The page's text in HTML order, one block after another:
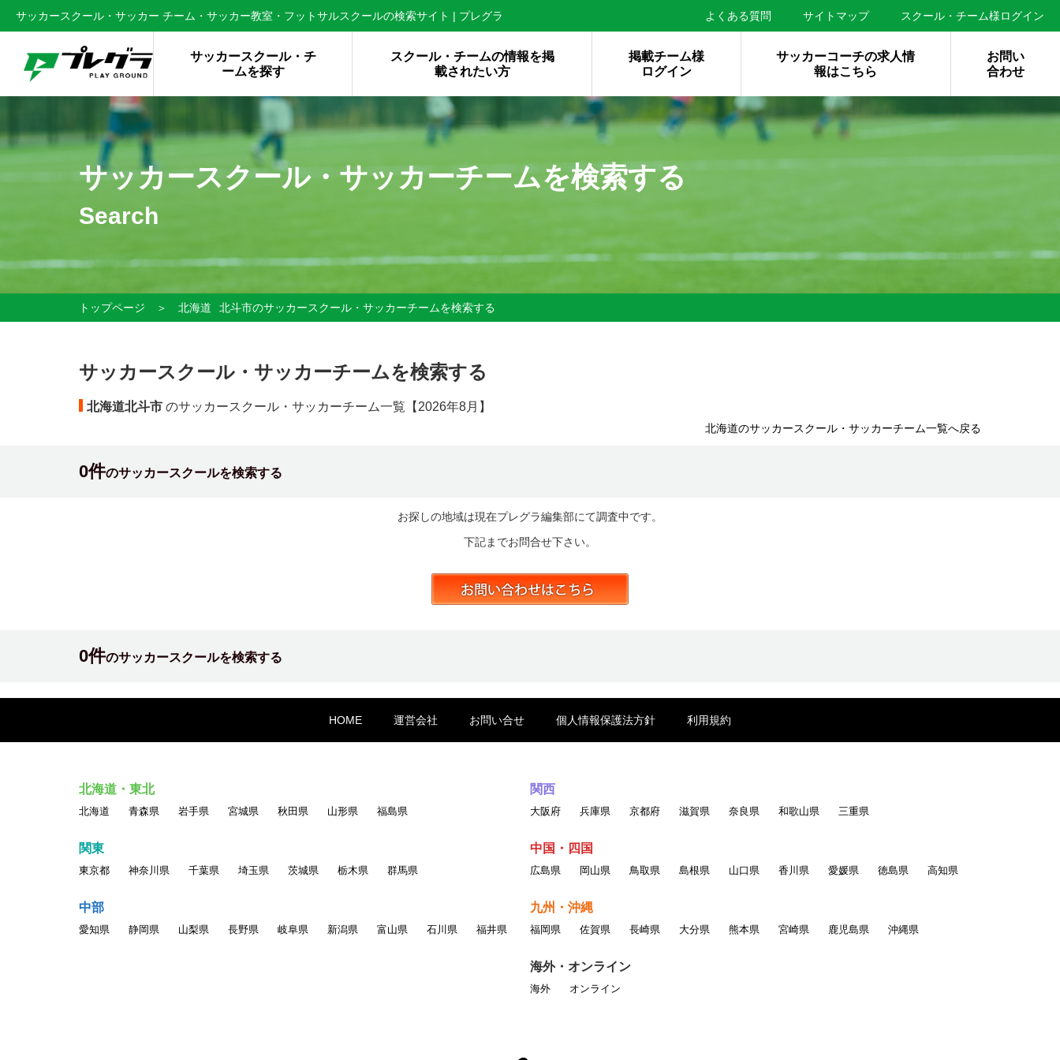
サッカースクール・サッカー チーム・サッカー教室・フットサルスクールの検索サイト | プレグラ よくある質問 サイトマップ スクール・チーム様ログイン
サッカースクール・チ
ームを探す
スクール・チームの情報を掲
載されたい方
掲載チーム様
ログイン
サッカーコーチの求人情
報はこちら
お問い
合わせ
サッカースクール・サッカーチームを検索する
Search
トップページ ＞ 北海道 北斗市のサッカースクール・サッカーチームを検索する
サッカースクール・サッカーチームを検索する
北海道北斗市 のサッカースクール・サッカーチーム一覧【 2026年8月】
北海道のサッカースクール・サッカーチーム一覧へ戻る
0件のサッカースクールを検索する
お探しの地域は現在プレグラ編集部にて調査中です。
下記までお問合せ下さい。
0件のサッカースクールを検索する
HOME 運営会社 お問い合せ 個人情報保護法方針 利用規約
北海道・東北
北海道 青森県 岩手県 宮城県 秋田県 山形県 福島県
関東
東京都 神奈川県 千葉県 埼玉県 茨城県 栃木県 群馬県
中部
愛知県 静岡県 山梨県 長野県 岐阜県 新潟県 富山県 石川県 福井県
関西
大阪府 兵庫県 京都府 滋賀県 奈良県 和歌山県 三重県
中国・四国
広島県 岡山県 鳥取県 島根県 山口県 香川県 愛媛県 徳島県 高知県
九州・沖縄
福岡県 佐賀県 長崎県 大分県 熊本県 宮崎県 鹿児島県 沖縄県
海外・オンライン
海外 オンライン